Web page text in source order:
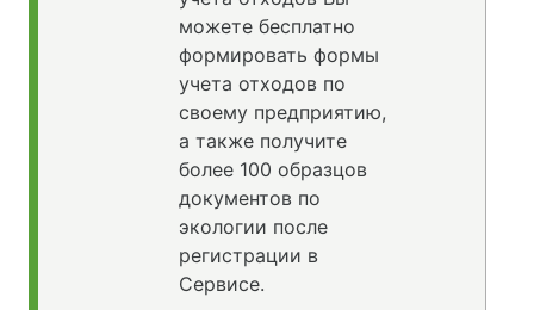
можете бесплатно
формировать формы
учета отходов по
своему предприятию,
а также получите
более 100 образцов
документов по
экологии после
регистрации в
Сервисе.